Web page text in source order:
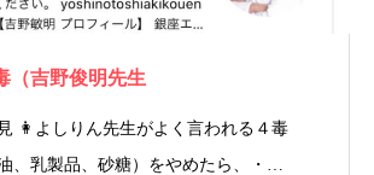
（吉野俊明先生
👩よしりん先生がよく言われる４毒
、乳製品、砂糖）をやめたら、・…